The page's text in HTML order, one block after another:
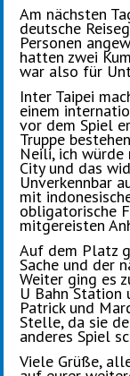
Am nächsten
deutsche
Personen
hatten zwei
war also für
Inter Taipei
einem
vor dem Spiel
Truppe
Neili, ich würde
City und das
Unverkennbar
mit
obligatorische
mitgereisten
Auf dem Platz
Sache und der
Weiter ging es
U Bahn
Patrick und
Stelle, da sie
anderes Spiel
Viele Grüße,